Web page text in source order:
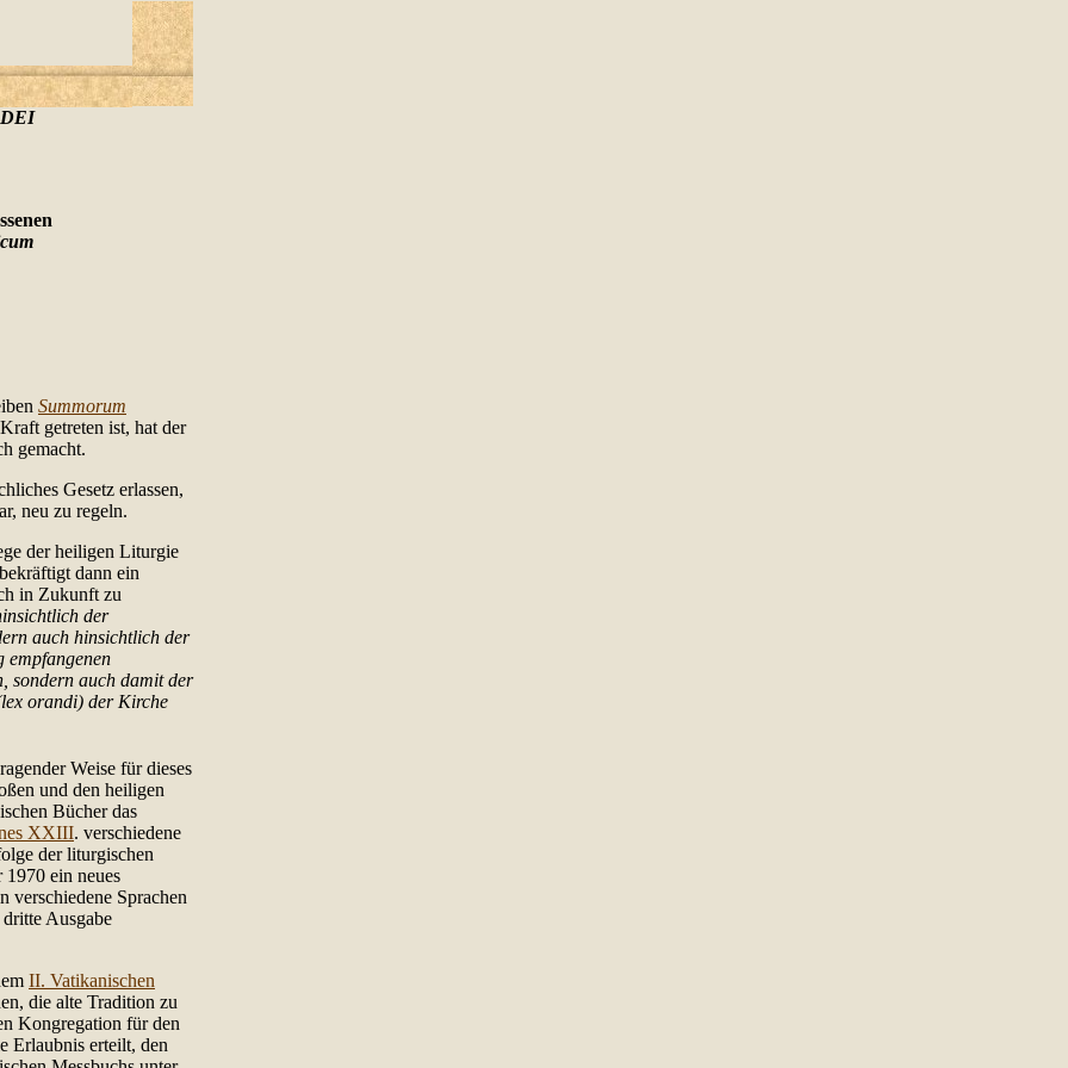
Summorum
getreten ist, hat der
gemacht.
Gesetz erlassen,
neu zu regeln.
der heiligen Liturgie
dann ein
in Zukunft zu
der
auch hinsichtlich der
empfangenen
sondern auch damit der
orandi) der Kirche
Weise für dieses
und den heiligen
Bücher das
XXIII. verschiedene
der liturgischen
ein neues
verschiedene Sprachen
Ausgabe
II. Vatikanischen
die alte Tradition zu
Kongregation für den
Erlaubnis erteilt, den